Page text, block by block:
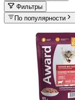
Фильтры
По популярности